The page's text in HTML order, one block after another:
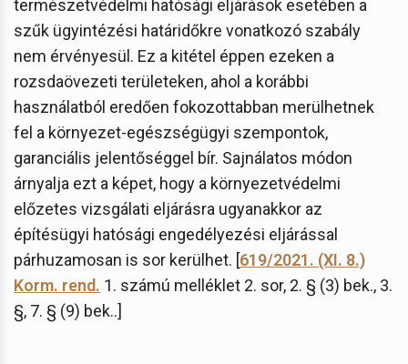
természetvédelmi hatósági eljárások esetében a
szűk ügyintézési határidőkre vonatkozó szabály
nem érvényesül. Ez a kitétel éppen ezeken a
rozsdaövezeti területeken, ahol a korábbi
használatból eredően fokozottabban merülhetnek
fel a környezet-egészségügyi szempontok,
garanciális jelentőséggel bír. Sajnálatos módon
árnyalja ezt a képet, hogy a környezetvédelmi
előzetes vizsgálati eljárásra ugyanakkor az
építésügyi hatósági engedélyezési eljárással
párhuzamosan is sor kerülhet. [619/2021. (XI. 8.)
Korm. rend. 1. számú melléklet 2. sor, 2. § (3) bek., 3.
§, 7. § (9) bek..]